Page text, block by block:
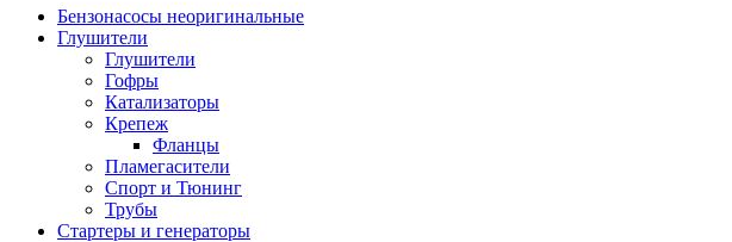
Бензонасосы неоригинальные
Глушители
Глушители
Гофры
Катализаторы
Крепеж
Фланцы
Пламегасители
Спорт и Тюнинг
Трубы
Стартеры и генераторы